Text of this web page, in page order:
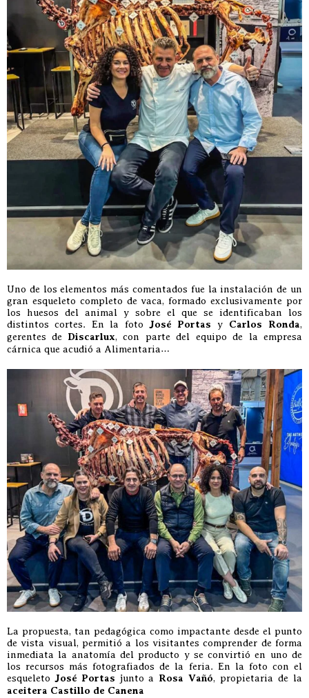
Uno de los elementos más comentados fue la instalación de un
gran esqueleto completo de vaca, formado exclusivamente por
los huesos del animal y sobre el que se identificaban los
distintos cortes. En la foto José Portas y Carlos Ronda,
gerentes de Discarlux, con parte del equipo de la empresa
cárnica que acudió a Alimentaria…
La propuesta, tan pedagógica como impactante desde el punto
de vista visual, permitió a los visitantes comprender de forma
inmediata la anatomía del producto y se convirtió en uno de
los recursos más fotografiados de la feria. En la foto con el
esqueleto José Portas junto a Rosa Vañó, propietaria de la
aceitera Castillo de Canena